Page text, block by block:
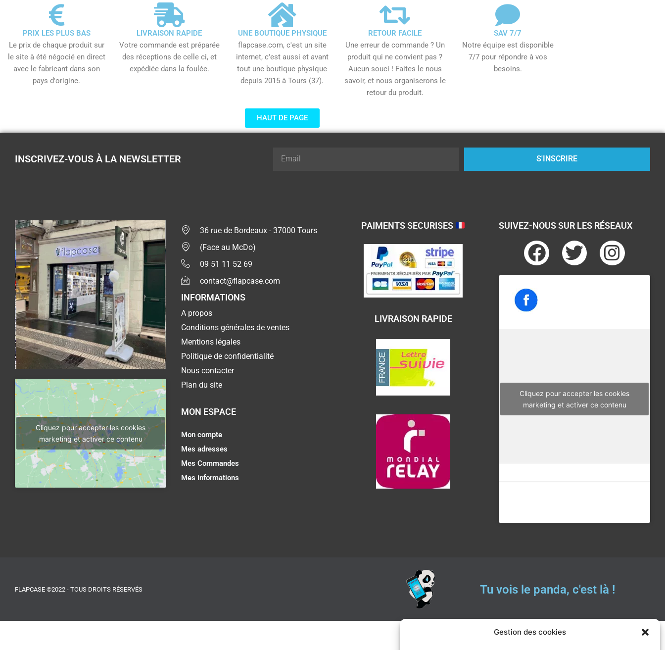
Gestion des cookies
PRIX LES PLUS BAS
Le prix de chaque produit sur
le site à été négocié en direct
avec le fabricant dans son
pays d'origine.
LIVRAISON RAPIDE
Votre commande est préparée
des réceptions de celle ci, et
expédiée dans la foulée.
UNE BOUTIQUE PHYSIQUE
flapcase.com, c'est un site
internet, c'est aussi et avant
tout une boutique physique
depuis 2015 à Tours (37).
RETOUR FACILE
Une erreur de commande ? Un
produit qui ne convient pas ?
Aucun souci ! Faites le nous
savoir, et nous organiserons le
retour du produit.
SAV 7/7
Notre équipe est disponible
7/7 pour répondre à vos
besoins.
HAUT DE PAGE
INSCRIVEZ-VOUS À LA NEWSLETTER S'INSCRIRE
Cliquez pour accepter les cookies
marketing et activer ce contenu
36 rue de Bordeaux - 37000 Tours
(Face au McDo)
09 51 11 52 69
contact@flapcase.com
INFORMATIONS
A propos
Conditions générales de ventes
Mentions légales
Politique de confidentialité
Nous contacter
Plan du site
MON ESPACE
Mon compte
Mes adresses
Mes Commandes
Mes informations
PAIMENTS SECURISES
LIVRAISON RAPIDE
SUIVEZ-NOUS SUR LES RÉSEAUX
F
a
e
T
w
I
n
m
Cliquez pour accepter les cookies
marketing et activer ce contenu
FLAPCASE ©2022 - TOUS DROITS RÉSERVÉS Tu vois le panda, c'est là !